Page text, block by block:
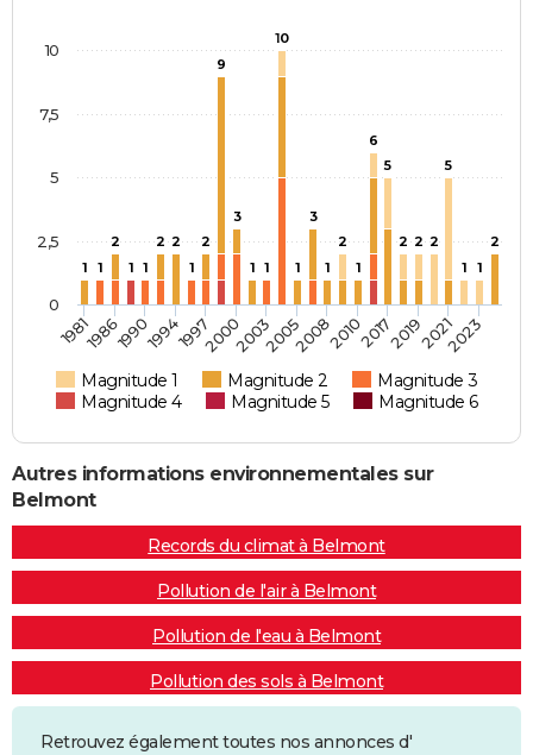
1 1
2
1 1
2 2
1
2
9
3
1 1
10
1
3
1
2
1
6
5
2 2 2
5
1 1
2
Magnitude 1 Magnitude 2
Magnitude 3
Magnitude 4
Magnitude 5 Magnitude 6
19811986199019941997200020032005200820102017201920212023
0
2,5
5
7,5
10
Autres informations environnementales sur
Belmont
Records du climat à Belmont
Pollution de l'air à Belmont
Pollution de l'eau à Belmont
Pollution des sols à Belmont
Retrouvez également toutes nos annonces d'